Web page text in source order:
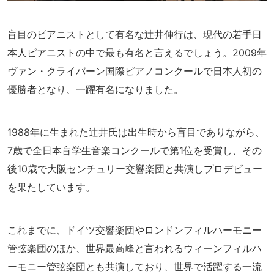
盲目のピアニストとして有名な辻井伸行は、現代の若手日
本人ピアニストの中で最も有名と言えるでしょう。2009年
ヴァン・クライバーン国際ピアノコンクールで日本人初の
優勝者となり、一躍有名になりました。
1988年に生まれた辻井氏は出生時から盲目でありながら、
7歳で全日本盲学生音楽コンクールで第1位を受賞し、その
後10歳で大阪センチュリー交響楽団と共演しプロデビュー
を果たしています。
これまでに、ドイツ交響楽団やロンドンフィルハーモニー
管弦楽団のほか、世界最高峰と言われるウィーンフィルハ
ーモニー管弦楽団とも共演しており、世界で活躍する一流